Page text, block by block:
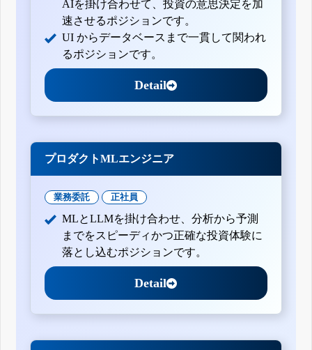
AIを掛け合わせて、投資の意思決定を加
速させるポジションです。
UI からデータベースまで一貫して関われ
るポジションです。
Detail
プロダクトMLエンジニア
業務委託 正社員
MLとLLMを掛け合わせ、分析から予測
までをスピーディかつ正確な投資体験に
落とし込むポジションです。
Detail